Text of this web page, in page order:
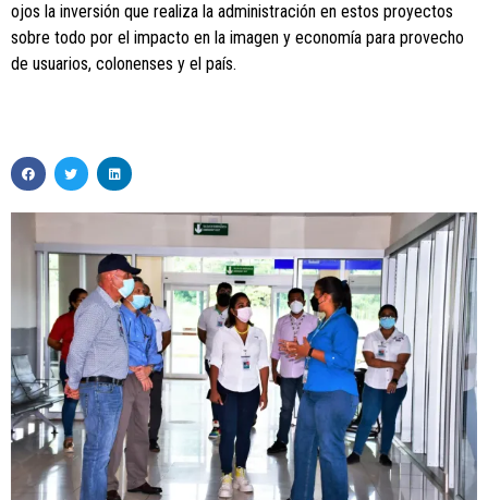
ojos la inversión que realiza la administración en estos proyectos
sobre todo por el impacto en la imagen y economía para provecho
de usuarios, colonenses y el país.